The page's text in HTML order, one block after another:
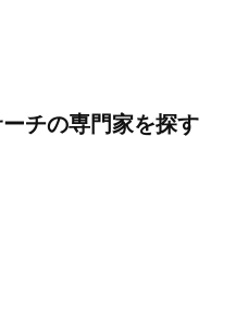
チの専門家を探す